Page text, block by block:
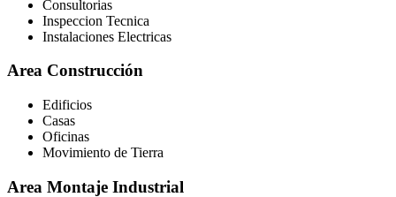
Consultorias
Inspeccion Tecnica
Instalaciones Electricas
Area Construcción
Edificios
Casas
Oficinas
Movimiento de Tierra
Area Montaje Industrial